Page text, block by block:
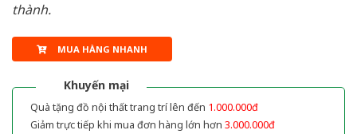
thành.
MUA HÀNG NHANH
Khuyến mại
Quà tặng đồ nội thất trang trí lên đến 1.000.000đ
Giảm trực tiếp khi mua đơn hàng lớn hơn 3.000.000đ